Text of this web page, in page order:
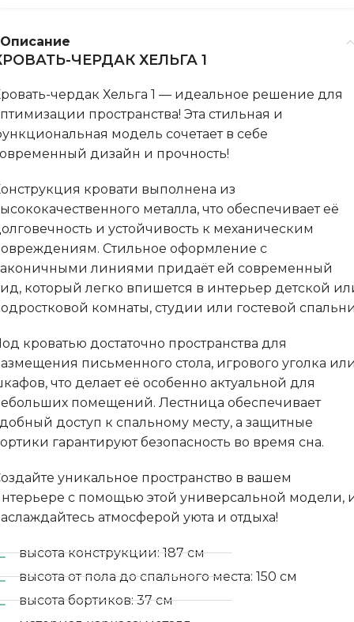
Описание
ЧЕРДАК ХЕЛЬГА 1
чердак Хельга 1 — идеальное решение для
пространства! Эта стильная и
модель сочетает в себе
дизайн и прочность!
кровати выполнена из
металла, что обеспечивает её
и устойчивость к механическим
Стильное оформление с
линиями придаёт ей современный
который легко впишется в интерьер детской
комнаты, студии или гостевой
кроватью достаточно пространства для
письменного стола, игрового уголка
что делает её особенно актуальной для
помещений. Лестница обеспечивает
доступ к спальному месту, а защитные
гарантируют безопасность во время сна.
уникальное пространство в вашем
с помощью этой универсальной модели,
атмосферой уюта и отдыха!
высота конструкции: 187 см
высота от пола до спального места: 150 см
высота бортиков: 37 см